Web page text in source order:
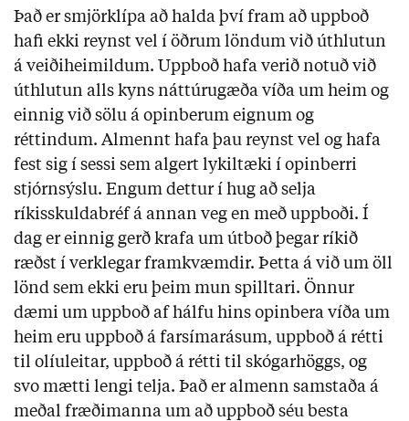
Það er smjörklípa að halda því fram að uppboð
hafi ekki reynst vel í öðrum löndum við úthlutun
á veiðiheimildum. Uppboð hafa verið notuð við
úthlutun alls kyns náttúrugæða víða um heim og
einnig við sölu á opinberum eignum og
réttindum. Almennt hafa þau reynst vel og hafa
fest sig í sessi sem algert lykiltæki í opinberri
stjórnsýslu. Engum dettur í hug að selja
ríkisskuldabréf á annan veg en með uppboði. Í
dag er einnig gerð krafa um útboð þegar ríkið
ræðst í verklegar framkvæmdir. Þetta á við um öll
lönd sem ekki eru þeim mun spilltari. Önnur
dæmi um uppboð af hálfu hins opinbera víða um
heim eru uppboð á farsímarásum, uppboð á rétti
til olíuleitar, uppboð á rétti til skógarhöggs, og
svo mætti lengi telja. Það er almenn samstaða á
meðal fræðimanna um að uppboð séu besta